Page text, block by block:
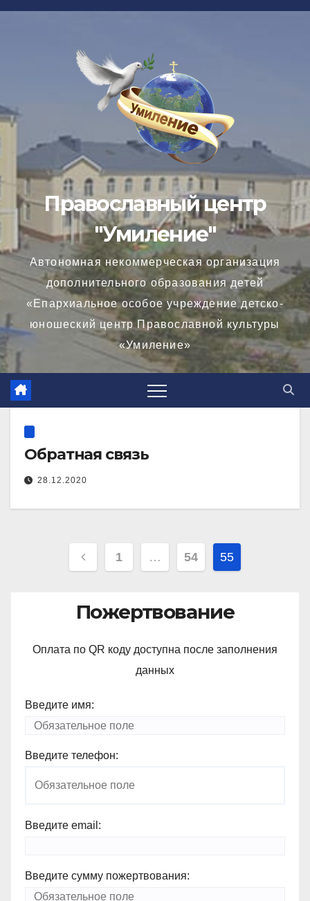
Перейти
Православный центр
"Умиление"
Автономная некоммерческая организация
дополнительного образования детей
«Епархиальное особое учреждение детско-
юношеский центр Православной культуры
«Умиление»
Обратная связь
28.12.2020
Навигация
записям
1 … 54 55
Пожертвование
Оплата по QR коду доступна после заполнения
данных
Введите имя:
Введите телефон:
Введите email:
Введите сумму пожертвования: